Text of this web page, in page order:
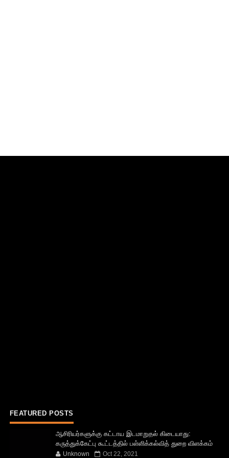
FEATURED POSTS
ஆசிரியர்களுக்கு கட்டாய இடமாறுதல் கிடையாது:
கருத்துக்கேட்பு கூட்டத்தில் பள்ளிக்கல்வித் துறை விளக்கம்
Unknown Oct 22, 2021